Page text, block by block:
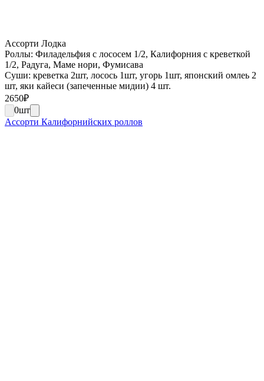
Ассорти Лодка
Роллы: Филадельфия с лососем 1/2, Калифорния с креветкой
1/2, Радуга, Маме нори, Фумисава
Суши: креветка 2шт, лосось 1шт, угорь 1шт, японский омлеь 2
шт, яки кайеси (запеченные мидии) 4 шт.
2650₽
0шт
Ассорти Калифорнийских роллов